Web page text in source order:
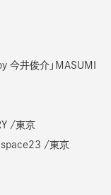
今井俊介」MASUMI
/東京
space23 /東京